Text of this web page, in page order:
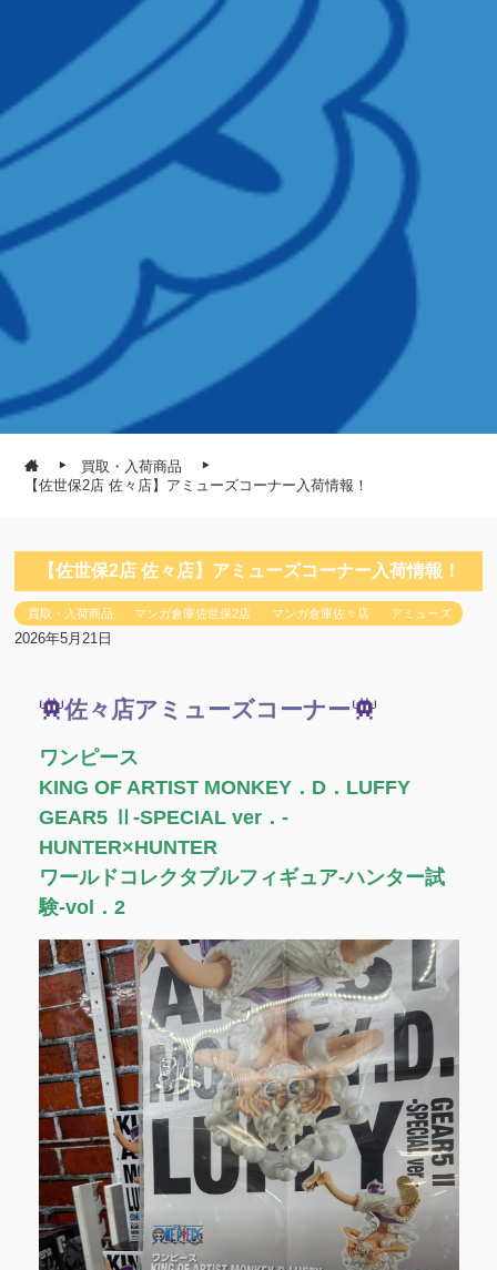
買取・入荷商品
【佐世保2店 佐々店】アミューズコーナー入荷情報！
【佐世保2店 佐々店】アミューズコーナー入荷情報！
買取・入荷商品 マンガ倉庫佐世保2店 マンガ倉庫佐々店 アミューズ
2026年5月21日
佐々店アミューズコーナー
ワンピース
KING OF ARTIST MONKEY．D．LUFFY
GEAR5 Ⅱ-SPECIAL ver．-
HUNTER×HUNTER
ワールドコレクタブルフィギュア-ハンター試
験-vol．2